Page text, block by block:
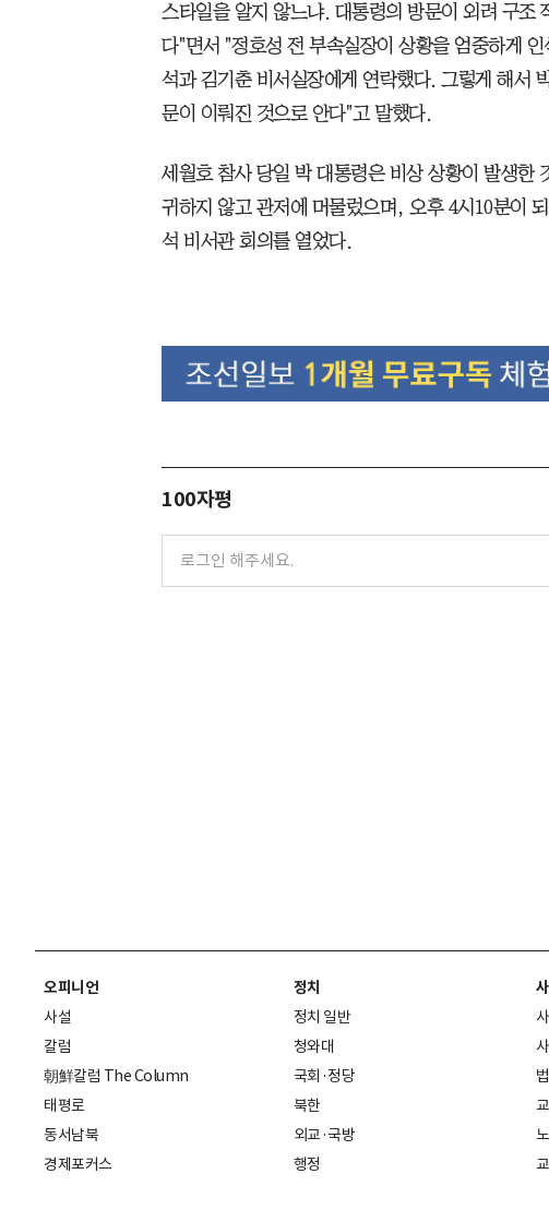
스타일을 알지 않느냐. 대통령의 방문이 외려 구조
다"면서 "정호성 전 부속실장이 상황을 엄중하게
석과 김기춘 비서실장에게 연락했다. 그렇게 해서
문이 이뤄진 것으로 안다"고 말했다.
세월호 참사 당일 박 대통령은 비상 상황이 발생한
귀하지 않고 관저에 머물렀으며, 오후 4시10분이
석 비서관 회의를 열었다.
100자평
오피니언
사설
칼럼
朝鮮칼럼 The Column
태평로
동서남북
경제포커스
정치
정치 일반
청와대
국회·정당
북한
외교·국방
행정